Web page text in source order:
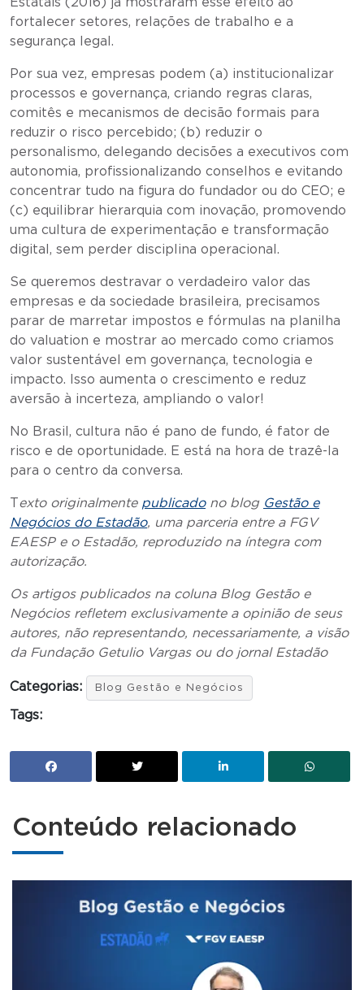
Estatais (2016) já mostraram esse efeito ao
fortalecer setores, relações de trabalho e a
segurança legal.
Por sua vez, empresas podem (a) institucionalizar
processos e governança, criando regras claras,
comitês e mecanismos de decisão formais para
reduzir o risco percebido; (b) reduzir o
personalismo, delegando decisões a executivos com
autonomia, profissionalizando conselhos e evitando
concentrar tudo na figura do fundador ou do CEO; e
(c) equilibrar hierarquia com inovação, promovendo
uma cultura de experimentação e transformação
digital, sem perder disciplina operacional.
Se queremos destravar o verdadeiro valor das
empresas e da sociedade brasileira, precisamos
parar de marretar impostos e fórmulas na planilha
do valuation e mostrar ao mercado como criamos
valor sustentável em governança, tecnologia e
impacto. Isso aumenta o crescimento e reduz
aversão à incerteza, ampliando o valor!
No Brasil, cultura não é pano de fundo, é fator de
risco e de oportunidade. E está na hora de trazê-la
para o centro da conversa.
Texto originalmente publicadono blog Gestão e
Negócios do Estadão, uma parceria entre a FGV
EAESP e o Estadão, reproduzido na íntegra com
autorização.
Os artigos publicados na coluna Blog Gestão e
Negócios refletem exclusivamente a opinião de seus
autores, não representando, necessariamente, a visão
da Fundação Getulio Vargas ou do jornal Estadão
Categorias: Blog Gestão e Negócios
Tags:
Conteúdo relacionado